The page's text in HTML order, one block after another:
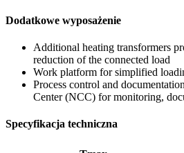
Dodatkowe wyposażenie
Additional heating transformers
reduction of the connected load
Work platform for simplified
Process control and
Center (NCC) for monitoring,
Specyfikacja techniczna